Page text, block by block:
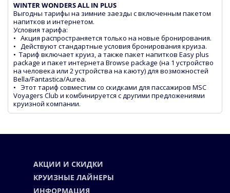
WINTER WONDERS ALL IN PLUS
Выгодны тарифы на зимние заезды с включенным пакетом
напитков и интернетом.
Условия тарифа:
• Акция распространяется только на новые бронирования.
• Действуют стандартные условия бронирования круиза.
• Тариф включает круиз, а также пакет напитков Easy plus
package и пакет интернета Browse package (на 1 устройство
на человека или 2 устройства на каюту) для возможностей
Bella/Fantastica/Aurea.
• Этот тариф совместим со скидками для пассажиров MSC
Voyagers Club и комбинируется с другими предложениями
круизной компании.
АКЦИИ И СКИДКИ
КРУИЗНЫЕ ЛАЙНЕРЫ
ИНФОРМАЦИЯ